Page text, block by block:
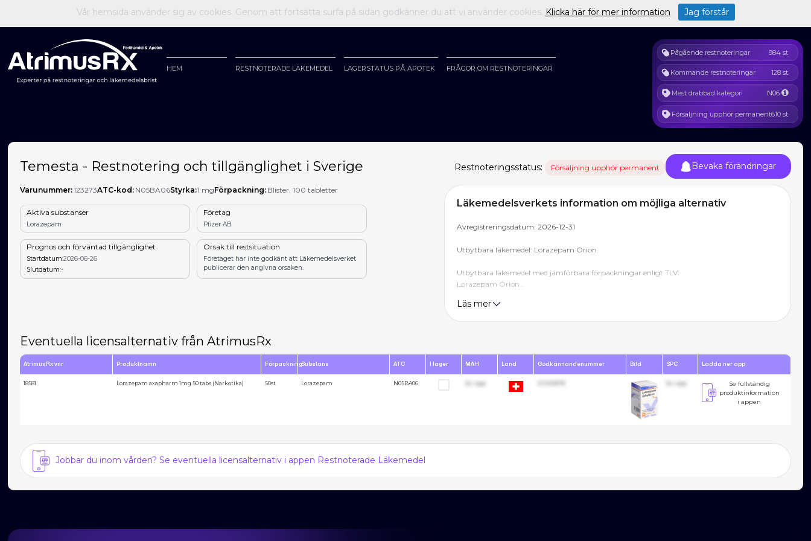
HEM RESTNOTERADE LÄKEMEDEL LAGERSTATUS PÅ APOTEK FRÅGOR OM RESTNOTERINGAR
Pågående restnoteringar 984 st
Kommande restnoteringar 128 st
Mest drabbad kategori N06
Försäljning upphör permanent610 st
Temesta - Restnotering och tillgänglighet i Sverige Restnoteringsstatus: Försäljning upphör permanent Bevaka förändringar
Varunummer:123273ATC-kod: N05BA06Styrka:1 mgFörpackning: Blister, 100 tabletter
Aktiva substanser
Lorazepam
Företag
Pfizer AB
Prognos och förväntad tillgänglighet
Startdatum:2026-06-26
Slutdatum:-
Orsak till restsituation
Företaget har inte godkänt att Läkemedelsverket
publicerar den angivna orsaken.
Läkemedelsverkets information om möjliga alternativ
Avregistreringsdatum: 2026-12-31
Utbytbara läkemedel: Lorazepam Orion.
Utbytbara läkemedel med jämförbara förpackningar enligt TLV:
Lorazepam Orion...
Läs mer
Eventuella licensalternativ från AtrimusRx
AtrimusRx vnr Produktnamn FörpackningSubstans ATC I lager MAH Land Godkännandenummer Bild SPC Ladda ner app
18581 Lorazepam axapharm 1mg 50 tabs (Narkotika) 50st Lorazepam N05BA06 Se i app Se i app
Se fullständig
produktinformation
i appen
Jobbar du inom vården? Se eventuella licensalternativ i appen Restnoterade Läkemedel
Vår hemsida använder sig av cookies. Genom att fortsätta surfa på sidan godkänner du att vi använder cookies. Klicka här för mer information. Jag förstår